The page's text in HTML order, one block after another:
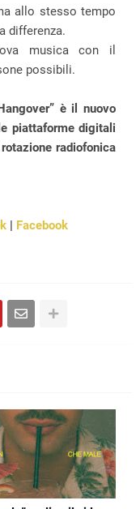
allo stesso tempo
differenza.
musica con il
possibili.
è il nuovo
piattaforme digitali
radiofonica
| Facebook